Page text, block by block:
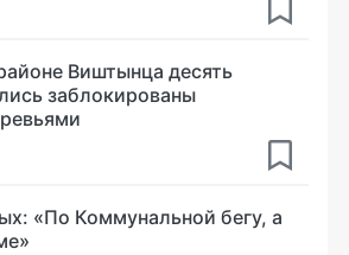
Виштынца десять
заблокированы
«По Коммунальной бегу, а